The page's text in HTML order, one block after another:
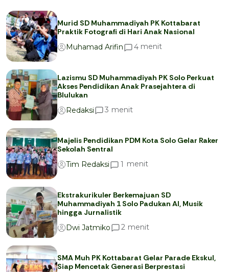
Murid SD Muhammadiyah PK Kottabarat
Praktik Fotografi di Hari Anak Nasional
Muhamad Arifin
4 menit
Lazismu SD Muhammadiyah PK Solo Perkuat
Akses Pendidikan Anak Prasejahtera di
Blulukan
Redaksi
3 menit
Majelis Pendidikan PDM Kota Solo Gelar Raker
Sekolah Sentral
Tim Redaksi
1 menit
Ekstrakurikuler Berkemajuan SD
Muhammadiyah 1 Solo Padukan AI, Musik
hingga Jurnalistik
Dwi Jatmiko
2 menit
SMA Muh PK Kottabarat Gelar Parade Ekskul,
Siap Mencetak Generasi Berprestasi